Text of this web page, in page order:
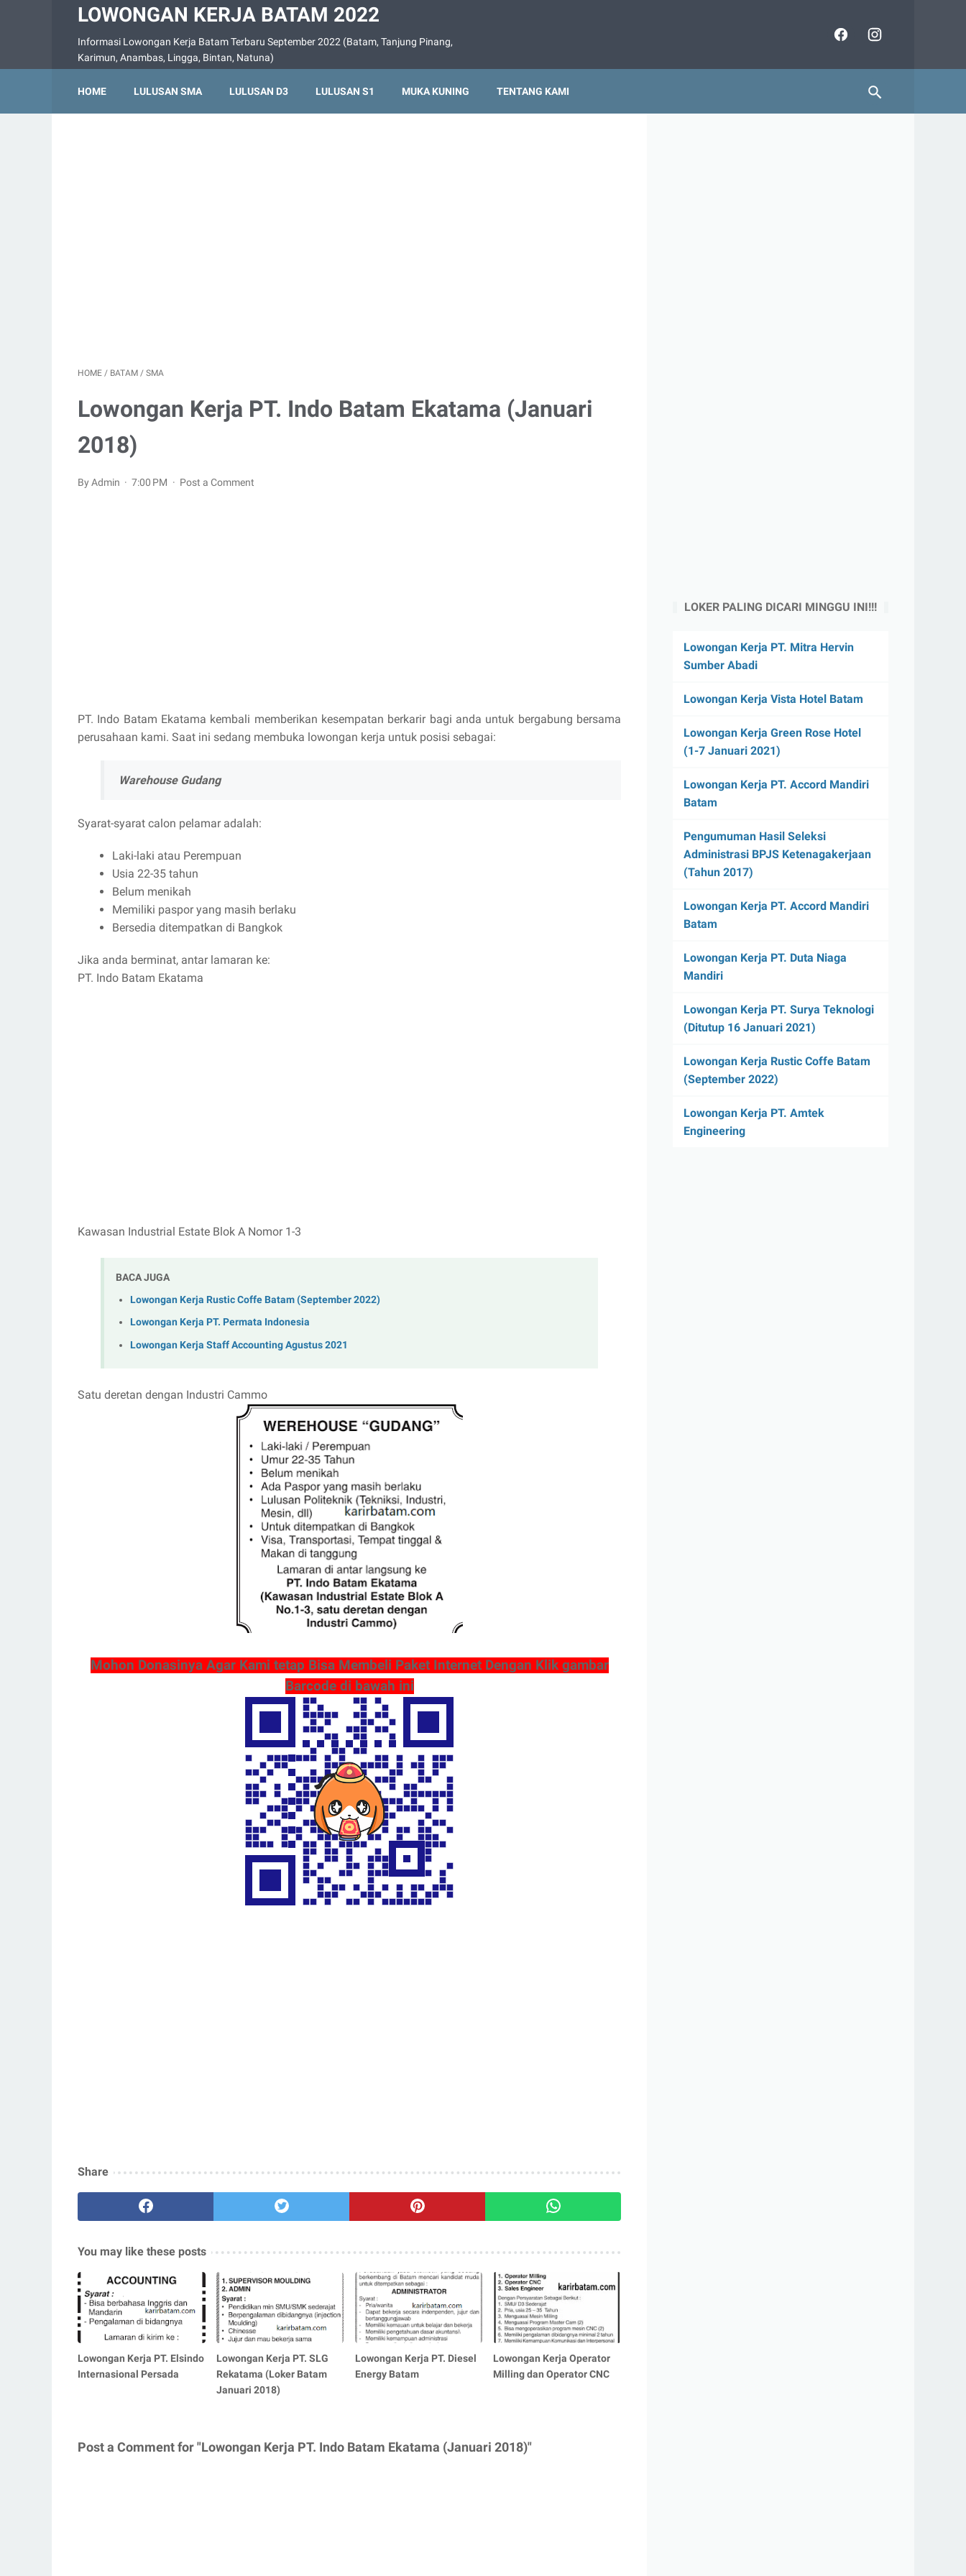
LOWONGAN KERJA BATAM 2022
Informasi Lowongan Kerja Batam Terbaru September 2022 (Batam, Tanjung Pinang,
Karimun, Anambas, Lingga, Bintan, Natuna)
HOME LULUSAN SMA LULUSAN D3 LULUSAN S1 MUKA KUNING TENTANG KAMI
HOME / BATAM / SMA
Lowongan Kerja PT. Indo Batam Ekatama (Januari
2018)
By Admin 7:00 PM Post a Comment
PT. Indo Batam Ekatama kembali memberikan kesempatan berkarir bagi anda untuk bergabung bersama
perusahaan kami. Saat ini sedang membuka lowongan kerja untuk posisi sebagai:
Warehouse Gudang
Syarat-syarat calon pelamar adalah:
Laki-laki atau Perempuan
Usia 22-35 tahun
Belum menikah
Memiliki paspor yang masih berlaku
Bersedia ditempatkan di Bangkok
Jika anda berminat, antar lamaran ke:
PT. Indo Batam Ekatama
Kawasan Industrial Estate Blok A Nomor 1-3
BACA JUGA
Lowongan Kerja Rustic Coffe Batam (September 2022)
Lowongan Kerja PT. Permata Indonesia
Lowongan Kerja Staff Accounting Agustus 2021
Satu deretan dengan Industri Cammo
Mohon Donasinya Agar Kami tetap Bisa Membeli Paket Internet Dengan Klik gambar
Barcode di bawah ini
Share
You may like these posts
Lowongan Kerja PT. Elsindo
Internasional Persada
Lowongan Kerja PT. SLG
Rekatama (Loker Batam
Januari 2018)
Lowongan Kerja PT. Diesel
Energy Batam
Lowongan Kerja Operator
Milling dan Operator CNC
Post a Comment for "Lowongan Kerja PT. Indo Batam Ekatama (Januari 2018)"
LOKER PALING DICARI MINGGU INI!!!
Lowongan Kerja PT. Mitra Hervin
Sumber Abadi
Lowongan Kerja Vista Hotel Batam
Lowongan Kerja Green Rose Hotel
(1-7 Januari 2021)
Lowongan Kerja PT. Accord Mandiri
Batam
Pengumuman Hasil Seleksi
Administrasi BPJS Ketenagakerjaan
(Tahun 2017)
Lowongan Kerja PT. Accord Mandiri
Batam
Lowongan Kerja PT. Duta Niaga
Mandiri
Lowongan Kerja PT. Surya Teknologi
(Ditutup 16 Januari 2021)
Lowongan Kerja Rustic Coffe Batam
(September 2022)
Lowongan Kerja PT. Amtek
Engineering